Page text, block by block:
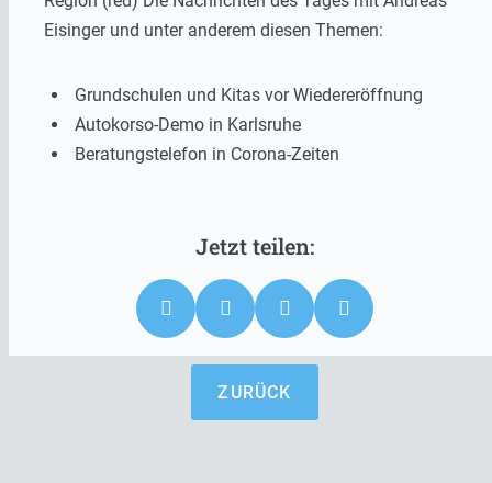
Eisinger und unter anderem diesen Themen:
Grundschulen und Kitas vor Wiedereröffnung
Autokorso-Demo in Karlsruhe
Beratungstelefon in Corona-Zeiten
ZURÜCK